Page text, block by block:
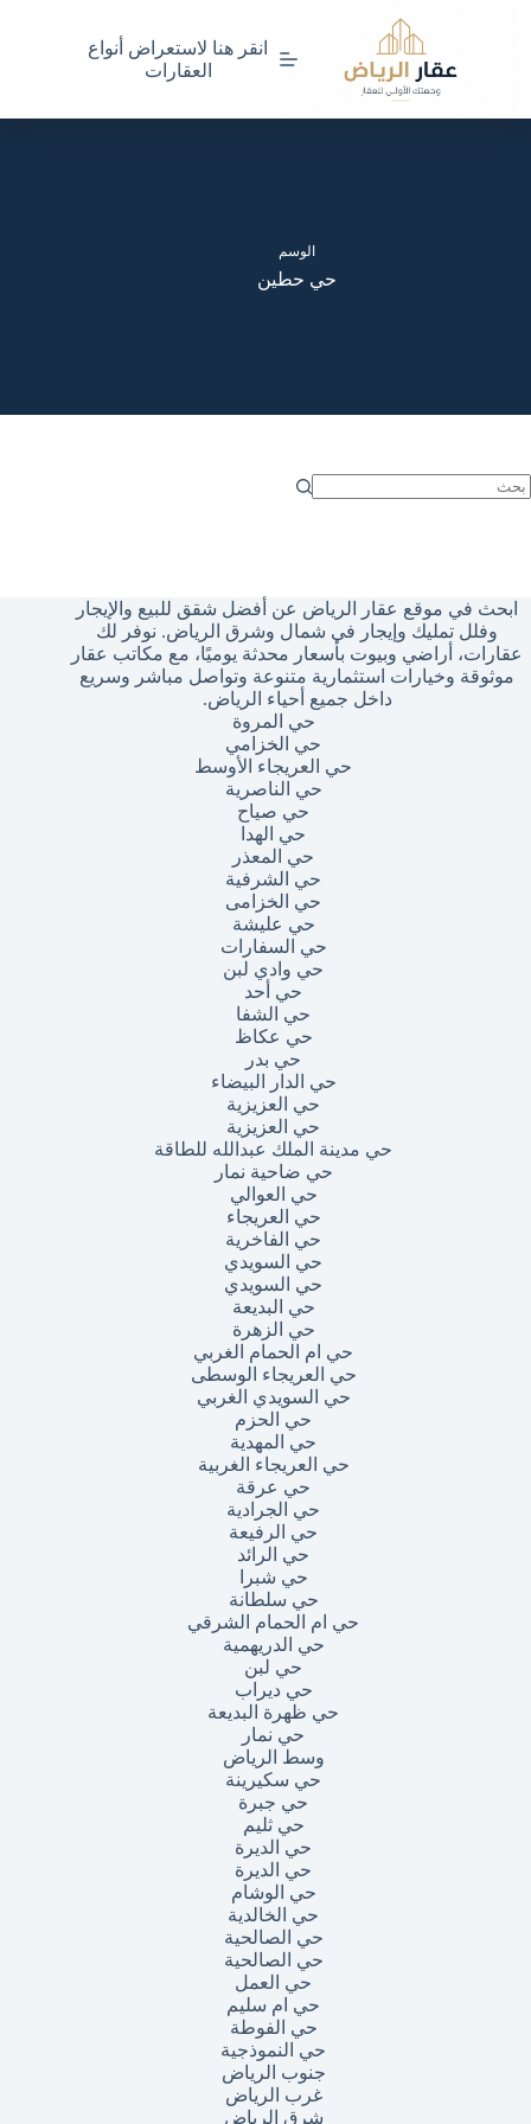
انقر هنا لاستعراض أنواع
العقارات
الوسم
حي حطين
ابحث في موقع عقار الرياض عن أفضل شقق للبيع والإيجار
وفلل تمليك وإيجار في شمال وشرق الرياض. نوفر لك
عقارات، أراضي وبيوت بأسعار محدثة يوميًا، مع مكاتب عقار
موثوقة وخيارات استثمارية متنوعة وتواصل مباشر وسريع
داخل جميع أحياء الرياض.
حي المروة
حي الخزامي
حي العريجاء الأوسط
حي الناصرية
حي صياح
حي الهدا
حي المعذر
حي الشرفية
حي الخزامى
حي عليشة
حي السفارات
حي وادي لبن
حي أحد
حي الشفا
حي عكاظ
حي بدر
حي الدار البيضاء
حي العزيزية
حي العزيزية
حي مدينة الملك عبدالله للطاقة
حي ضاحية نمار
حي العوالي
حي العريجاء
حي الفاخرية
حي السويدي
حي السويدي
حي البديعة
حي الزهرة
حي ام الحمام الغربي
حي العريجاء الوسطى
حي السويدي الغربي
حي الحزم
حي المهدية
حي العريجاء الغربية
حي عرقة
حي الجرادية
حي الرفيعة
حي الرائد
حي شبرا
حي سلطانة
حي ام الحمام الشرقي
حي الدريهمية
حي لبن
حي ديراب
حي ظهرة البديعة
حي نمار
وسط الرياض
حي سكيرينة
حي جبرة
حي ثليم
حي الديرة
حي الديرة
حي الوشام
حي الخالدية
حي الصالحية
حي الصالحية
حي العمل
حي ام سليم
حي الفوطة
حي النموذجية
جنوب الرياض
غرب الرياض
شرق الرياض